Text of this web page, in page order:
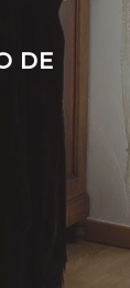
DE